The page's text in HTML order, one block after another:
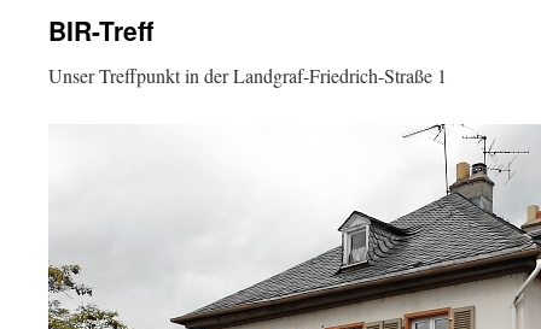
BIR-Treff
Unser Treffpunkt in der Landgraf-Friedrich-Straße 1